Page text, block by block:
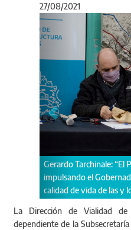
27/08/2021
Las intervenciones a
entre pueblos y
seguridad vial.
Anterior
La Dirección de Vialidad
dependiente de la